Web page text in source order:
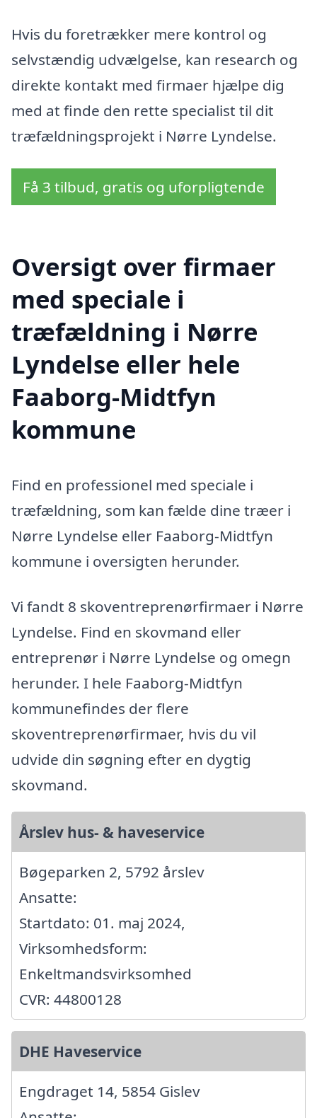
Hvis du foretrækker mere kontrol og
selvstændig udvælgelse, kan research og
direkte kontakt med firmaer hjælpe dig
med at finde den rette specialist til dit
træfældningsprojekt i Nørre Lyndelse.
Få 3 tilbud, gratis og uforpligtende
Oversigt over firmaer
med speciale i
træfældning i Nørre
Lyndelse eller hele
Faaborg-Midtfyn
kommune
Find en professionel med speciale i
træfældning, som kan fælde dine træer i
Nørre Lyndelse eller Faaborg-Midtfyn
kommune i oversigten herunder.
Vi fandt 8 skoventreprenørfirmaer i Nørre
Lyndelse. Find en skovmand eller
entreprenør i Nørre Lyndelse og omegn
herunder. I hele Faaborg-Midtfyn
kommunefindes der flere
skoventreprenørfirmaer, hvis du vil
udvide din søgning efter en dygtig
skovmand.
Årslev hus- & haveservice
Bøgeparken 2, 5792 årslev
Ansatte:
Startdato: 01. maj 2024,
Virksomhedsform:
Enkeltmandsvirksomhed
CVR: 44800128
DHE Haveservice
Engdraget 14, 5854 Gislev